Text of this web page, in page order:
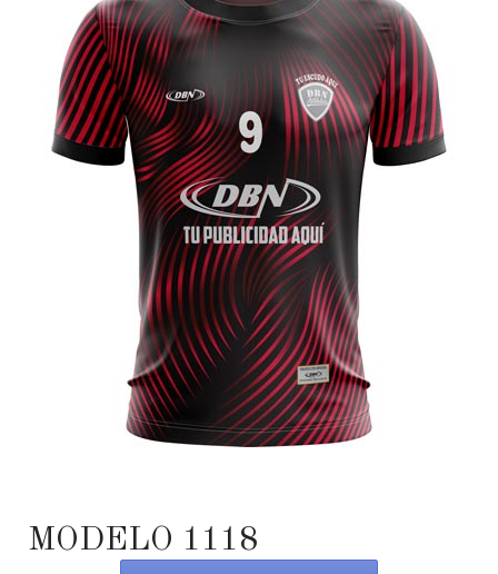
MODELO 1118